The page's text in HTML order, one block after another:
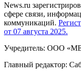
News.ru
сфере связи,
коммуникаций.
от 07 августа 2025.
Учредитель: ООО
Главный редактор: